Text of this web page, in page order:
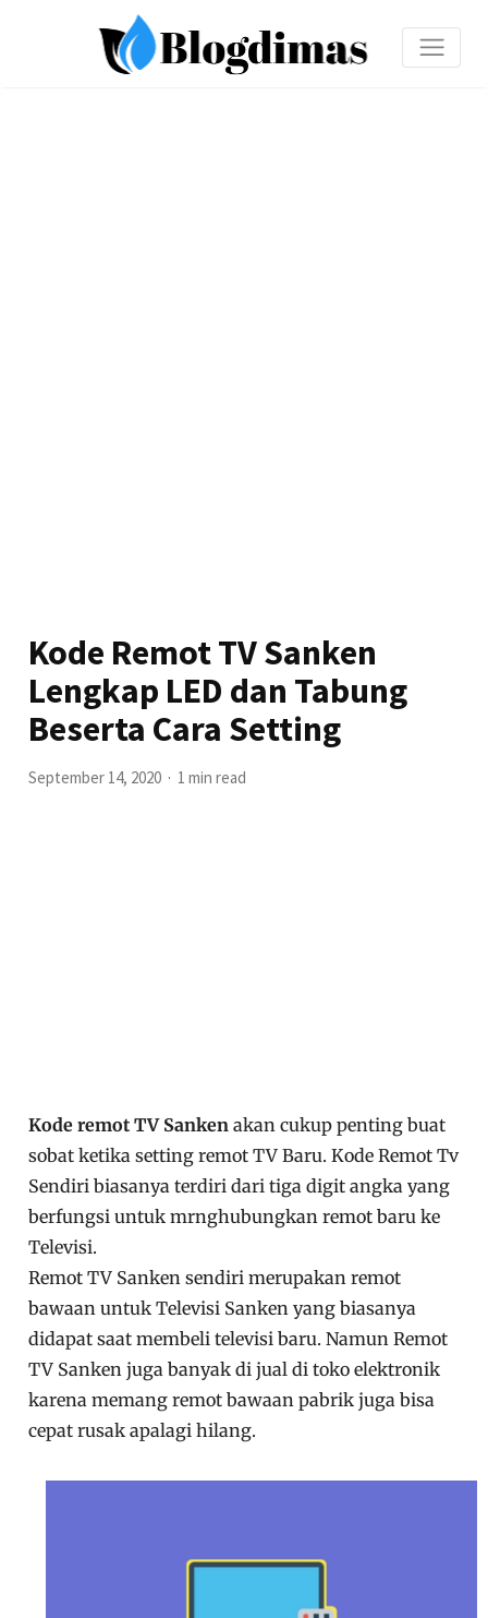
Kode Remot TV Sanken
Lengkap LED dan Tabung
Beserta Cara Setting
September 14, 2020 1 min read
Kode remot TV Sanken akan cukup penting buat
sobat ketika setting remot TV Baru. Kode Remot Tv
Sendiri biasanya terdiri dari tiga digit angka yang
berfungsi untuk mrnghubungkan remot baru ke
Televisi.
Remot TV Sanken sendiri merupakan remot
bawaan untuk Televisi Sanken yang biasanya
didapat saat membeli televisi baru. Namun Remot
TV Sanken juga banyak di jual di toko elektronik
karena memang remot bawaan pabrik juga bisa
cepat rusak apalagi hilang.